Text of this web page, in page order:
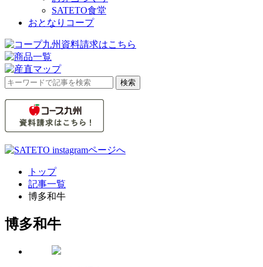
SATETO食堂
おとなりコープ
検
検索
トップ
記事一覧
博多和牛
博多和牛